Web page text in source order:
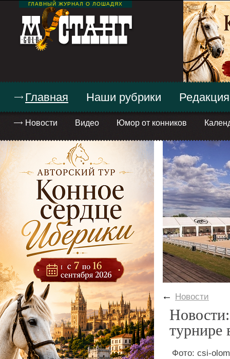
ГЛАВНЫЙ ЖУРНАЛ О ЛОШАДЯХ
Главная
Новости Видео Юмор от конников
Наши рубрики Редакция
← Новости
турнире
Фото: csi-